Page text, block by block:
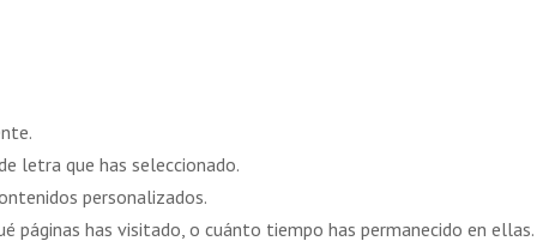
letra que has seleccionado.
personalizados.
páginas has visitado, o cuánto tiempo has permanecido en ellas.